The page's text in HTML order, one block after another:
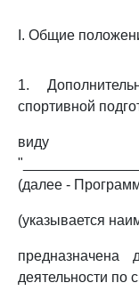
I. Общие
1.
спортивной
(далее -
(указывается
предназначена
деятельности по